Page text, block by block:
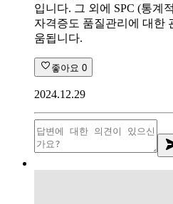
입니다. 그 외에 SPC (통계
자격증도 품질관리에 대한
움됩니다.
좋아요 0
2024.12.29